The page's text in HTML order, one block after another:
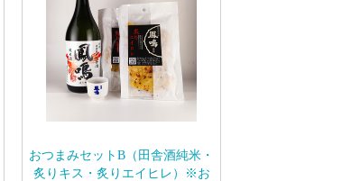
おつまみセットB（田舎酒純米・
炙りキス・炙りエイヒレ）※お